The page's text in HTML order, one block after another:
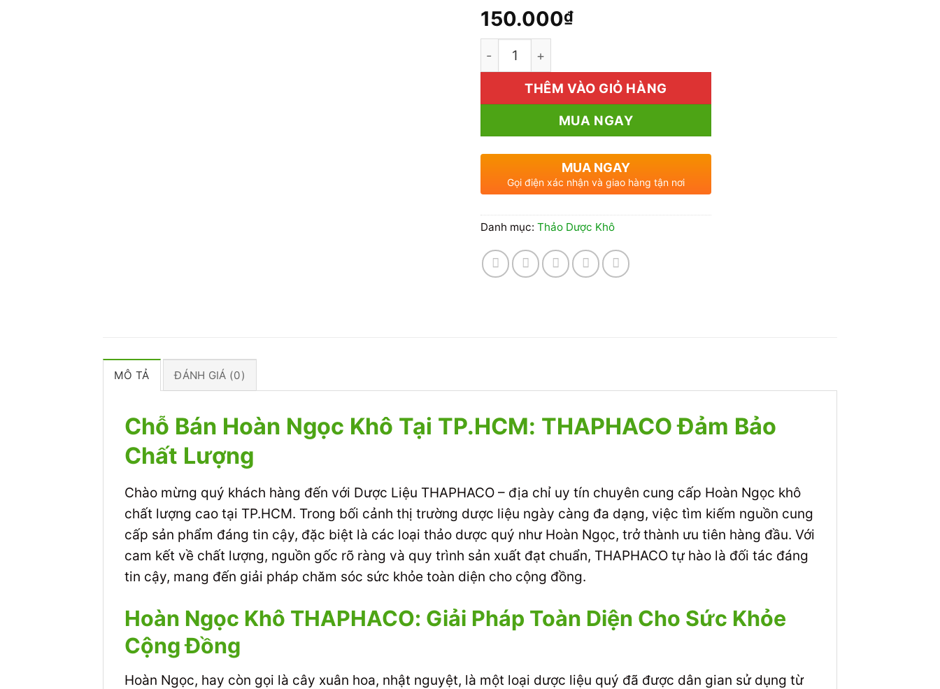
150.000₫
Chỗ Bán Hoàn Ngọc Khô Tại TP.HCM: THAPHACO Đảm Bảo Chất Lượng số
THÊM VÀO GIỎ HÀNG
MUA NGAY
MUA NGAY
Gọi điện xác nhận và giao hàng tận nơi
Danh mục: Thảo Dược Khô
MÔ TẢ ĐÁNH GIÁ (0)
Chỗ Bán Hoàn Ngọc Khô Tại TP.HCM: THAPHACO Đảm Bảo
Chất Lượng
Chào mừng quý khách hàng đến với Dược Liệu THAPHACO – địa chỉ uy tín chuyên cung cấp Hoàn Ngọc khô
chất lượng cao tại TP.HCM. Trong bối cảnh thị trường dược liệu ngày càng đa dạng, việc tìm kiếm nguồn cung
cấp sản phẩm đáng tin cậy, đặc biệt là các loại thảo dược quý như Hoàn Ngọc, trở thành ưu tiên hàng đầu. Với
cam kết về chất lượng, nguồn gốc rõ ràng và quy trình sản xuất đạt chuẩn, THAPHACO tự hào là đối tác đáng
tin cậy, mang đến giải pháp chăm sóc sức khỏe toàn diện cho cộng đồng.
Hoàn Ngọc Khô THAPHACO: Giải Pháp Toàn Diện Cho Sức Khỏe
Cộng Đồng
Hoàn Ngọc, hay còn gọi là cây xuân hoa, nhật nguyệt, là một loại dược liệu quý đã được dân gian sử dụng từ